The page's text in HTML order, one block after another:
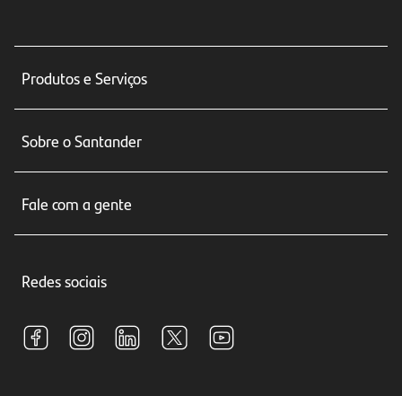
Produtos e Serviços
Seguros
Crédito e Financiamentos
Investimentos
Sobre o Santander
Relações com Investidores
Fale com a gente
Central de Renegociação
S.A.C
Redes sociais